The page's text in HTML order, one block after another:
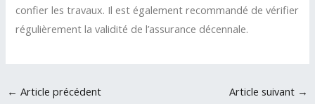
confier les travaux. Il est également recommandé de vérifier
régulièrement la validité de l’assurance décennale.
Navigation
← Article précédent Article suivant →